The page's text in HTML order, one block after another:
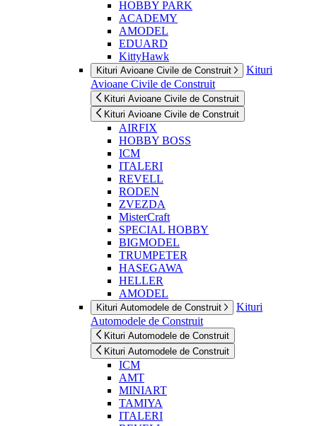
HOBBY PARK
ACADEMY
AMODEL
EDUARD
KittyHawk
Kituri Avioane Civile de Construit
Kituri
Avioane Civile de Construit
Kituri Avioane Civile de Construit
Kituri Avioane Civile de Construit
AIRFIX
HOBBY BOSS
ICM
ITALERI
REVELL
RODEN
ZVEZDA
MisterCraft
SPECIAL HOBBY
BIGMODEL
TRUMPETER
HASEGAWA
HELLER
AMODEL
Kituri Automodele de Construit
Kituri
Automodele de Construit
Kituri Automodele de Construit
Kituri Automodele de Construit
ICM
AMT
MINIART
TAMIYA
ITALERI